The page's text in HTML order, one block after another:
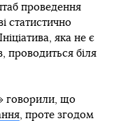
проведення
статистично
яка не є
проводиться біля
говорили, що
, проте згодом